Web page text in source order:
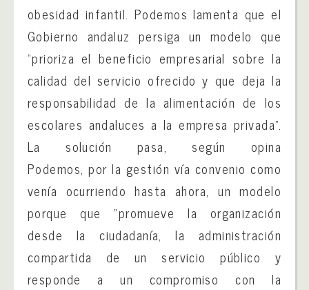
obesidad infantil. Podemos lamenta que el
Gobierno andaluz persiga un modelo que
“prioriza el beneficio empresarial sobre la
calidad del servicio ofrecido y que deja la
responsabilidad de la alimentación de los
escolares andaluces a la empresa privada”.
La solución pasa, según opina
Podemos, por la gestión vía convenio como
venía ocurriendo hasta ahora, un modelo
porque que “promueve la organización
desde la ciudadanía, la administración
compartida de un servicio público y
responde a un compromiso con la